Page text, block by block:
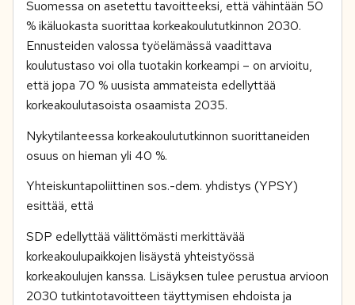
Suomessa on asetettu tavoitteeksi, että vähintään 50
% ikäluokasta suorittaa korkeakoulututkinnon 2030.
Ennusteiden valossa työelämässä vaadittava
koulutustaso voi olla tuotakin korkeampi – on arvioitu,
että jopa 70 % uusista ammateista edellyttää
korkeakoulutasoista osaamista 2035.
Nykytilanteessa korkeakoulututkinnon suorittaneiden
osuus on hieman yli 40 %.
Yhteiskuntapoliittinen sos.-dem. yhdistys (YPSY)
esittää, että
SDP edellyttää välittömästi merkittävää
korkeakoulupaikkojen lisäystä yhteistyössä
korkeakoulujen kanssa. Lisäyksen tulee perustua arvioon
2030 tutkintotavoitteen täyttymisen ehdoista ja